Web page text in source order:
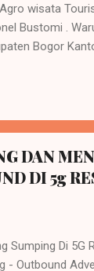
wisata
.
Bogor
dan
dan pengalaman
atau tempat
tubuh.
adalah obat
sehat akan
sehari
DAN
DI 5g
Sumping Di 5G
- Outbound